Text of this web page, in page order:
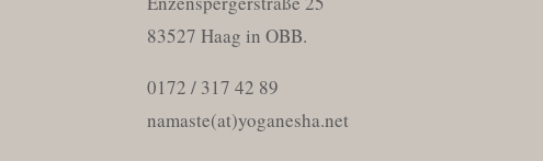
83527 Haag in OBB.
0172 / 317 42 89
namaste(at)yoganesha.net